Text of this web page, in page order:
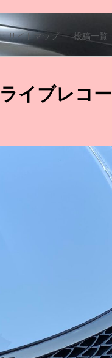
サイトマップ 投稿一覧
イブレコー